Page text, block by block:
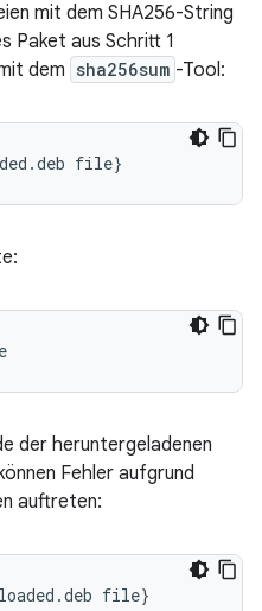
mit dem SHA256-String
Paket aus Schritt 1
dem sha256sum -Tool:
.deb file}
der heruntergeladenen
Fehler aufgrund
auftreten:
.deb file}